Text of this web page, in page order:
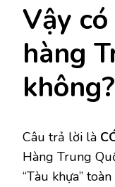
Vậy
hàng
không?
Câu trả lời là
Hàng Trung
“Tàu khựa”